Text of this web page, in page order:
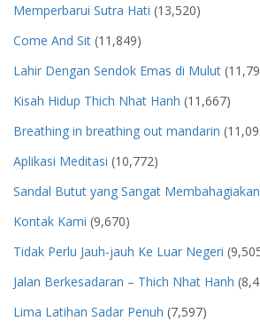
Memperbarui Sutra Hati (13,520)
Come And Sit (11,849)
Lahir Dengan Sendok Emas di Mulut
Kisah Hidup Thich Nhat Hanh (11,667)
Breathing in breathing out mandarin
Aplikasi Meditasi (10,772)
Sandal Butut yang Sangat Membahagiakan
Kontak Kami (9,670)
Tidak Perlu Jauh-jauh Ke Luar Negeri
Jalan Berkesadaran – Thich Nhat Hanh
Lima Latihan Sadar Penuh (7,597)